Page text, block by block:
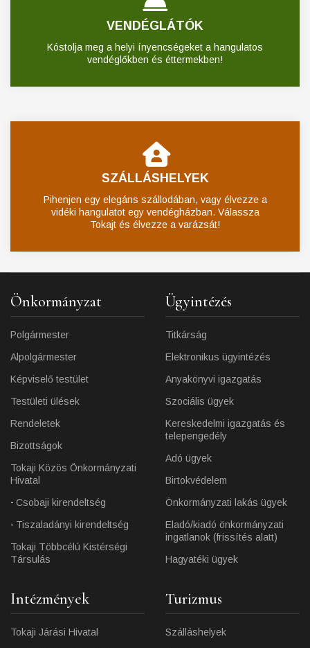
VENDÉGLÁTÓK
Kóstolja meg a helyi ínyencségeket a hangulatos
vendéglőkben és éttermekben!
SZÁLLÁSHELYEK
Pihenjen egy elegáns szállodában, vagy élvezze a
vidéki hangulatot egy vendégházban. Válassza
Tokajt és élvezze a varázsát!
Önkormányzat
Polgármester
Alpolgármester
Képviselő testület
Testületi ülések
Rendeletek
Bizottságok
Tokaji Közös Önkormányzati
Hivatal
Csobaji kirendeltség
Tiszaladányi kirendeltség
Tokaji Többcélú Kistérségi
Társulás
Ügyintézés
Titkárság
Elektronikus ügyintézés
Anyakönyvi igazgatás
Szociális ügyek
Kereskedelmi igazgatás és
telepengedély
Adó ügyek
Birtokvédelem
Önkormányzati lakás ügyek
Eladó/kiadó önkormányzati
ingatlanok (frissítés alatt)
Hagyatéki ügyek
Intézmények
Tokaji Járási Hivatal
Turizmus
Szálláshelyek